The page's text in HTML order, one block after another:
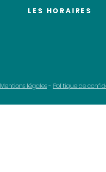
LES HORAIRES
Mentions légales- Politique de